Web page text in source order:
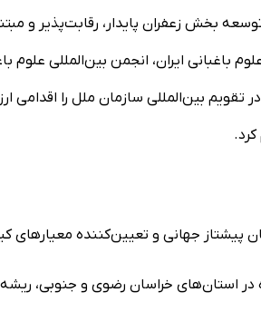
توسعه بخش زعفران پایدار، رقابت‌پذیر و
باغبانی ایران، انجمن بین‌المللی علوم
تقویم بین‌المللی سازمان ملل را اقدامی
استان‌های خراسان رضوی و جنوبی،